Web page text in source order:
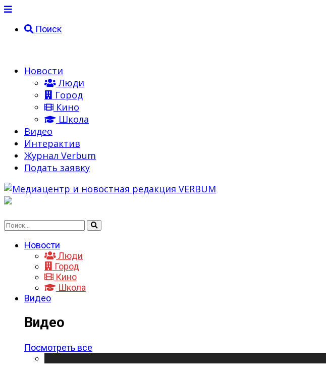
Поиск
Новости
Люди
Город
Кино
Школа
Видео
Интерактив
Журнал Verbum
Подать заявку
Новости
Люди
Город
Кино
Школа
Видео
Видео
Посмотреть все